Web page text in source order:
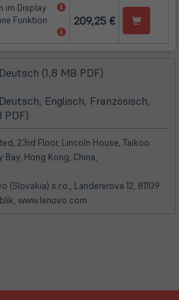
neuem
Tab)
im Display
(öffnet
neuem
Funktion
(öffnet
Tab)
209,25 €
(1,8 MB PDF)
neuem
Englisch, Französisch,
PDF)
in
neuem
Tab)
23rd Floor, Lincoln House, Taikoo
Bay, Hong Kong, China,
(Slovakia) s.r.o., Landererova 12, 81109
www.lenovo.com